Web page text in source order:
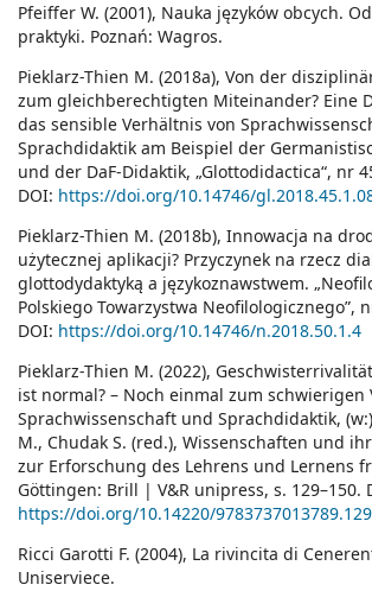
Pfeiffer W. (2001), Nauka języków obcych.
praktyki. Poznań: Wagros.
Pieklarz-Thien M. (2018a), Von der
zum gleichberechtigten Miteinander? Eine
das sensible Verhältnis von
Sprachdidaktik am Beispiel der
und der DaF-Didaktik, „Glottodidactica“, nr
DOI: https://doi.org/10.14746/
Pieklarz-Thien M. (2018b), Innowacja na
użytecznej aplikacji? Przyczynek na rzecz
glottodydaktyką a językoznawstwem.
Polskiego Towarzystwa Neofilologicznego”,
DOI: https://doi.org/10.14746/n.2018.50.1.4
Pieklarz-Thien M. (2022),
ist normal? – Noch einmal zum schwierigen
Sprachwissenschaft und Sprachdidaktik,
M., Chudak S. (red.), Wissenschaften und
zur Erforschung des Lehrens und Lernens
Göttingen: Brill | V&R unipress, s. 129–150.
https://doi.org/10.14220/9783737013789.129
Ricci Garotti F. (2004), La rivincita di
Uniserviece.